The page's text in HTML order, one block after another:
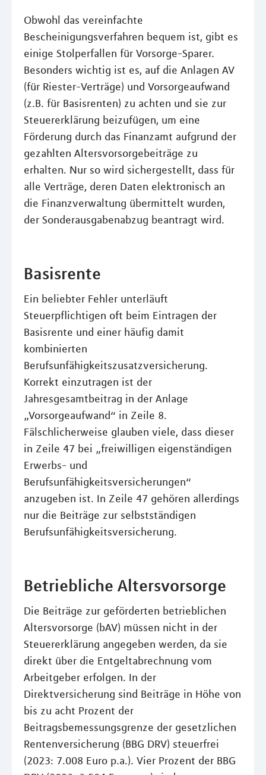
Obwohl das vereinfachte
Bescheinigungsverfahren bequem ist, gibt es
einige Stolperfallen für Vorsorge-Sparer.
Besonders wichtig ist es, auf die Anlagen AV
(für Riester-Verträge) und Vorsorgeaufwand
(z.B. für Basisrenten) zu achten und sie zur
Steuererklärung beizufügen, um eine
Förderung durch das Finanzamt aufgrund der
gezahlten Altersvorsorgebeiträge zu
erhalten. Nur so wird sichergestellt, dass für
alle Verträge, deren Daten elektronisch an
die Finanzverwaltung übermittelt wurden,
der Sonderausgabenabzug beantragt wird.
Basisrente
Ein beliebter Fehler unterläuft
Steuerpflichtigen oft beim Eintragen der
Basisrente und einer häufig damit
kombinierten
Berufsunfähigkeitszusatzversicherung.
Korrekt einzutragen ist der
Jahresgesamtbeitrag in der Anlage
„Vorsorgeaufwand“ in Zeile 8.
Fälschlicherweise glauben viele, dass dieser
in Zeile 47 bei „freiwilligen eigenständigen
Erwerbs- und
Berufsunfähigkeitsversicherungen“
anzugeben ist. In Zeile 47 gehören allerdings
nur die Beiträge zur selbstständigen
Berufsunfähigkeitsversicherung.
Betriebliche Altersvorsorge
Die Beiträge zur geförderten betrieblichen
Altersvorsorge (bAV) müssen nicht in der
Steuererklärung angegeben werden, da sie
direkt über die Entgeltabrechnung vom
Arbeitgeber erfolgen. In der
Direktversicherung sind Beiträge in Höhe von
bis zu acht Prozent der
Beitragsbemessungsgrenze der gesetzlichen
Rentenversicherung (BBG DRV) steuerfrei
(2023: 7.008 Euro p.a.). Vier Prozent der BBG